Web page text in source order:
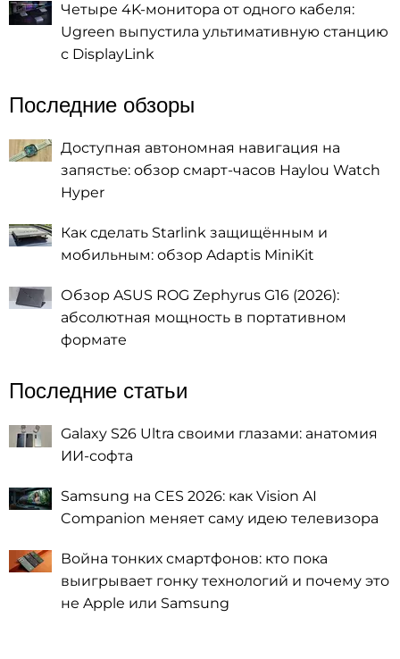
Четыре 4K-монитора от одного кабеля:
Ugreen выпустила ультимативную станцию
с DisplayLink
Последние обзоры
Доступная автономная навигация на
запястье: обзор смарт-часов Haylou Watch
Hyper
Как сделать Starlink защищённым и
мобильным: обзор Adaptis MiniKit
Обзор ASUS ROG Zephyrus G16 (2026):
абсолютная мощность в портативном
формате
Последние статьи
Galaxy S26 Ultra своими глазами: анатомия
ИИ-софта
Samsung на CES 2026: как Vision AI
Companion меняет саму идею телевизора
Война тонких смартфонов: кто пока
выигрывает гонку технологий и почему это
не Apple или Samsung